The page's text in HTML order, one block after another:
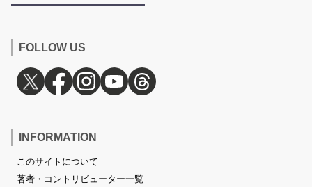
FOLLOW US
INFORMATION
このサイトについて
著者・コントリビューター一覧